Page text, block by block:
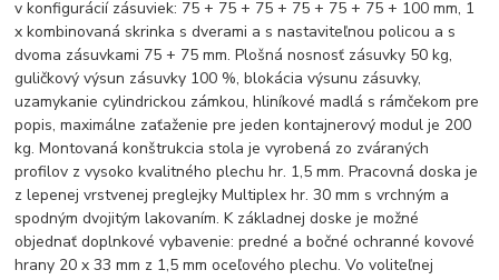
v konfigurácií zásuviek: 75 + 75 + 75 + 75 + 75 + 75 + 100 mm, 1
x kombinovaná skrinka s dverami a s nastaviteľnou policou a s
dvoma zásuvkami 75 + 75 mm. Plošná nosnosť zásuvky 50 kg,
guličkový výsun zásuvky 100 %, blokácia výsunu zásuvky,
uzamykanie cylindrickou zámkou, hliníkové madlá s rámčekom pre
popis, maximálne zaťaženie pre jeden kontajnerový modul je 200
kg. Montovaná konštrukcia stola je vyrobená zo zváraných
profilov z vysoko kvalitného plechu hr. 1,5 mm. Pracovná doska je
z lepenej vrstvenej preglejky Multiplex hr. 30 mm s vrchným a
spodným dvojitým lakovaním. K základnej doske je možné
objednať doplnkové vybavenie: predné a bočné ochranné kovové
hrany 20 x 33 mm z 1,5 mm oceľového plechu. Vo voliteľnej